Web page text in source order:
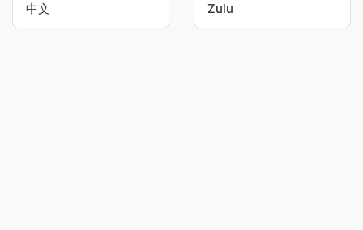
中文 Zulu